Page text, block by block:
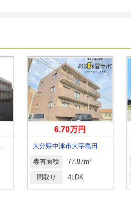
市賀来南２丁目
6.70万円
大分県中津市大字島田
専有面積 77.87m²
間取り 4LDK